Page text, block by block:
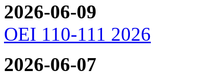
2026-06-09
OEI 110-111 2026
2026-06-07